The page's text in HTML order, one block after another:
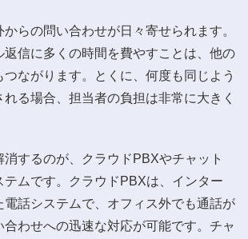
らの問い合わせが日々寄せられます。
返信に多くの時間を費やすことは、他の
ながります。とくに、何度も同じよう
る場合、担当者の負担は非常に大きく
消するのが、クラウドPBXやチャット
テムです。クラウドPBXは、インター
電話システムで、オフィス外でも通話が
わせへの迅速な対応が可能です。チャ